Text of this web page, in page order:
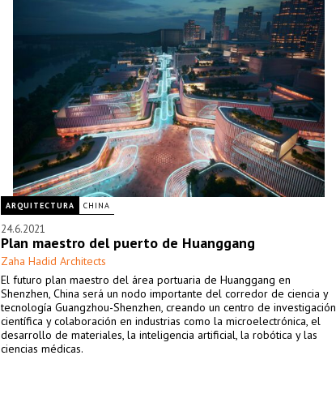
ARQUITECTURA CHINA
24.6.2021
Plan maestro del puerto de Huanggang
Zaha Hadid Architects
El futuro plan maestro del área portuaria de Huanggang en
Shenzhen, China será un nodo importante del corredor de ciencia y
tecnología Guangzhou-Shenzhen, creando un centro de investigación
científica y colaboración en industrias como la microelectrónica, el
desarrollo de materiales, la inteligencia artificial, la robótica y las
ciencias médicas.